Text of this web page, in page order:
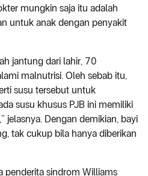
mungkin saja itu adalah
untuk anak dengan penyakit
jantung dari lahir, 70
malnutrisi. Oleh sebab itu,
susu tersebut untuk
susu khusus PJB ini memiliki
jelasnya. Dengan demikian, bayi
tak cukup bila hanya diberikan
penderita sindrom Williams